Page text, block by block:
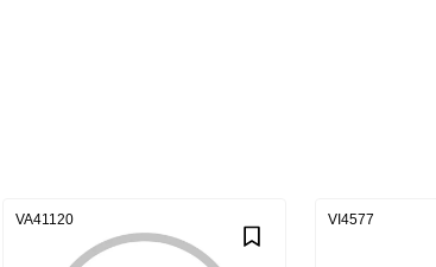
VA41120 VI4577